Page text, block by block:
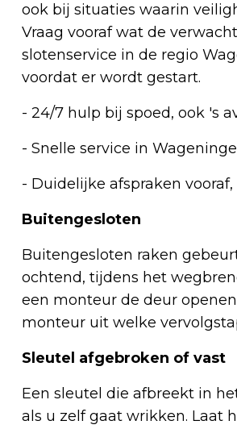
ook bij situaties waarin
Vraag vooraf wat de
slotenservice in de regio
voordat er wordt gestart.
- 24/7 hulp bij spoed, ook 's
- Snelle service in
- Duidelijke afspraken
Buitengesloten
Buitengesloten raken
ochtend, tijdens het
een monteur de deur
monteur uit welke
Sleutel afgebroken of vast
Een sleutel die afbreekt in
als u zelf gaat wrikken. Laat